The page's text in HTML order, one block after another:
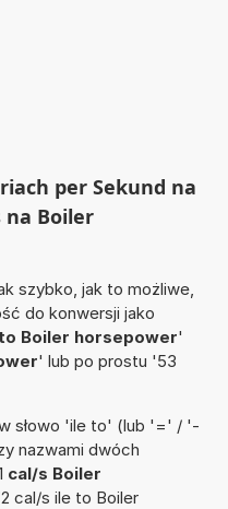
per Sekund na
na Boiler
szybko, jak to możliwe,
do konwersji jako
Boiler horsepower'
' lub po prostu '53
słowo 'ile to' (lub '=' / '-
nazwami dwóch
cal/s Boiler
cal/s ile to Boiler